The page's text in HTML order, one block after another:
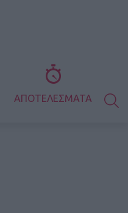
ΑΠΟΤΕΛΕΣΜΑΤΑ